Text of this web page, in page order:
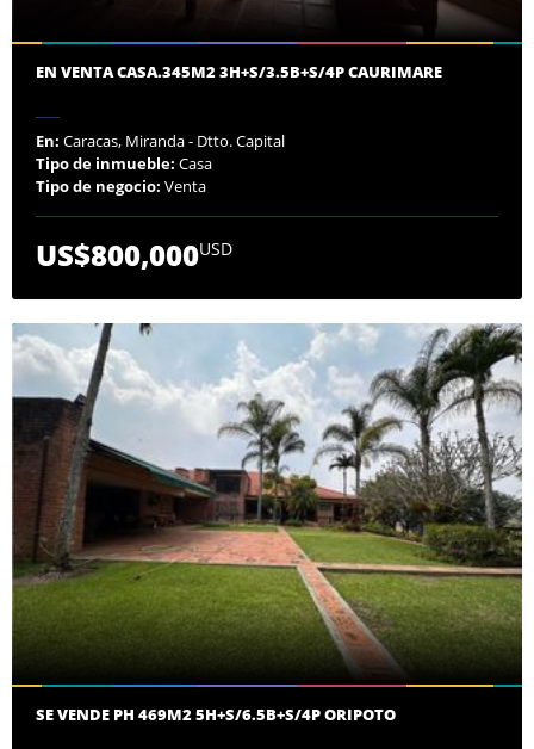
EN VENTA CASA.345M2 3H+S/3.5B+S/4P CAURIMARE
En: Caracas, Miranda - Dtto. Capital
Tipo de inmueble: Casa
Tipo de negocio: Venta
US$800,000USD
SE VENDE PH 469M2 5H+S/6.5B+S/4P ORIPOTO